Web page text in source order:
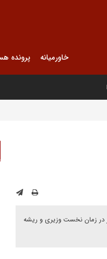
خاورمیانه پرونده
در زمان نخست وزیری و ریشه